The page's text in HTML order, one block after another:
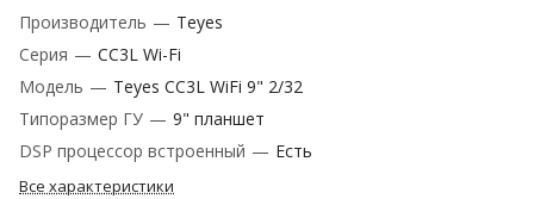
Производитель — Teyes
Серия — CC3L Wi-Fi
Модель — Teyes CC3L WiFi 9" 2/32
Типоразмер ГУ — 9" планшет
DSP процессор встроенный — Есть
Все характеристики